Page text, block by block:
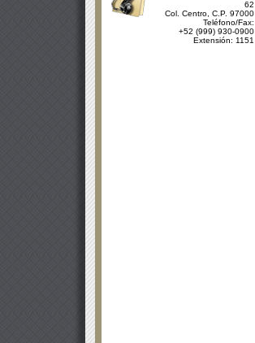
62
Col. Centro, C.P. 97000
Teléfono/Fax:
+52 (999) 930-0900
Extensión: 1151